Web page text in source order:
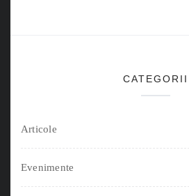
CATEGORII
Articole
Evenimente